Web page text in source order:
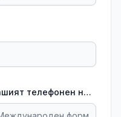
Вашият телефонен номер